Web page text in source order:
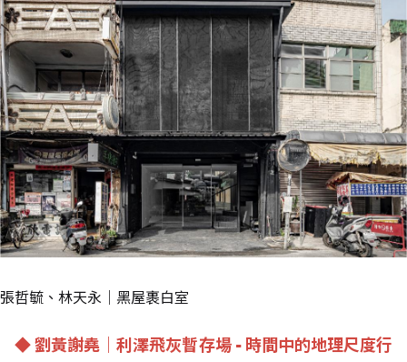
張哲毓、林天永｜黑屋裹白室
◆ 劉黃謝堯｜利澤飛灰暫存場 - 時間中的地理尺度行